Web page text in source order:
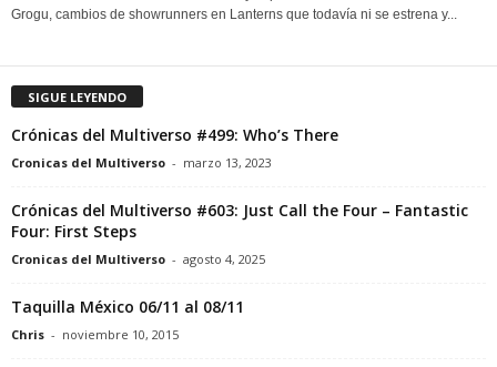
Grogu, cambios de showrunners en Lanterns que todavía ni se estrena y...
SIGUE LEYENDO
Crónicas del Multiverso #499: Who’s There
Cronicas del Multiverso - marzo 13, 2023
Crónicas del Multiverso #603: Just Call the Four – Fantastic
Four: First Steps
Cronicas del Multiverso - agosto 4, 2025
Taquilla México 06/11 al 08/11
Chris - noviembre 10, 2015